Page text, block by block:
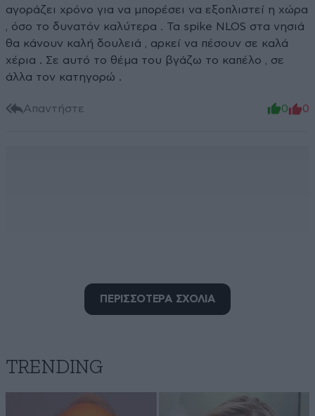
αγοράζει χρόνο για να μπορέσει να εξοπλιστεί η χώρα
, όσο το δυνατόν καλύτερα . Τα spike NLOS στα νησιά
θα κάνουν καλή δουλειά , αρκεί να πέσουν σε καλά
χέρια . Σε αυτό το θέμα του βγάζω το καπέλο , σε
άλλα τον κατηγορώ .
Απαντήστε 0 0
ΠΕΡΙΣΣΟΤΕΡΑ ΣΧΟΛΙΑ
TRENDING